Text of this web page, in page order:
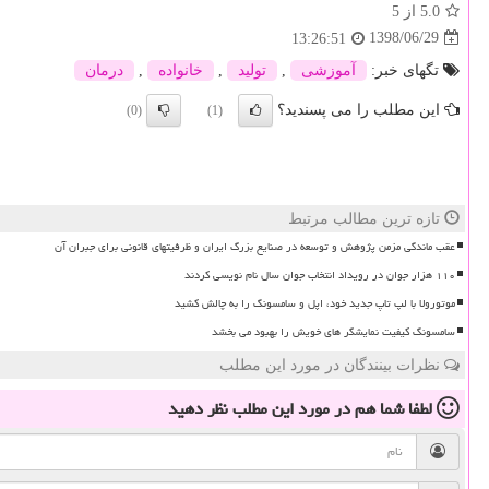
5.0 از 5
1398/06/29
13:26:51
تگهای خبر:
آموزشی تولید خانواده درمان
این مطلب را می پسندید؟ (1)
(0)
تازه ترین مطالب مرتبط
عقب ماندگی مزمن پژوهش و توسعه در صنایع بزرگ ایران و ظرفیتهای قانونی برای جبران آن
۱۱۰ هزار جوان در رویداد انتخاب جوان سال نام نویسی کردند
موتورولا با لپ تاپ جدید خود، اپل و سامسونگ را به چالش کشید
سامسونگ کیفیت نمایشگر های خویش را بهبود می بخشد
نظرات بینندگان در مورد این مطلب
لطفا شما همدر مورد این مطلبنظر دهید